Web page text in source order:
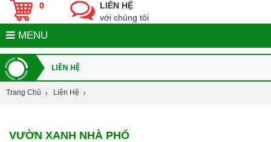
0
LIÊN HỆ
với chúng tôi
MENU
LIÊN HỆ
Trang Chủ Liên Hệ
VƯỜN XANH NHÀ PHỐ